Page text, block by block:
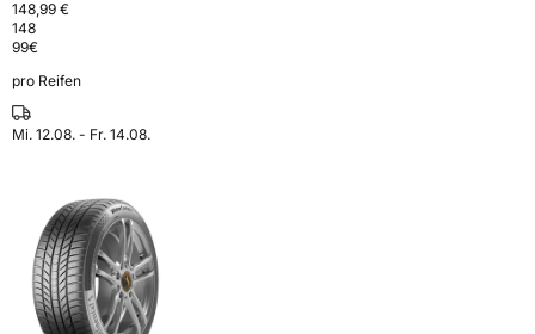
148,99 €
148
99€
pro Reifen
Mi. 12.08. - Fr. 14.08.